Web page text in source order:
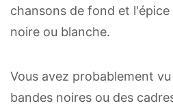
chansons de fond et
noire ou blanche.
Vous avez probablement
bandes noires ou des